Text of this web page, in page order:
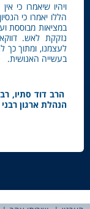
ויהיו שיאמרו כי
הללו יאמרו כי
במציאות מבוססת
נזקקת לאש.
לעצמנו, ומתוך כך
בעשייה האנושית.
הרב דוד סתיו,
הנהלת ארגון